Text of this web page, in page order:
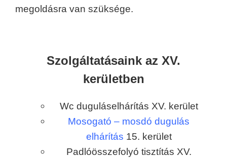
megoldásra van szüksége.
Szolgáltatásaink az XV.
kerületben
Wc duguláselhárítás XV. kerület
Mosogató – mosdó dugulás
elhárítás 15. kerület
Padlóösszefolyó tisztítás XV.